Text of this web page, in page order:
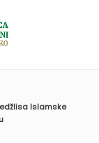
Islamske